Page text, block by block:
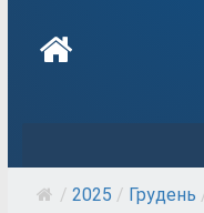
/ 2025 / Грудень